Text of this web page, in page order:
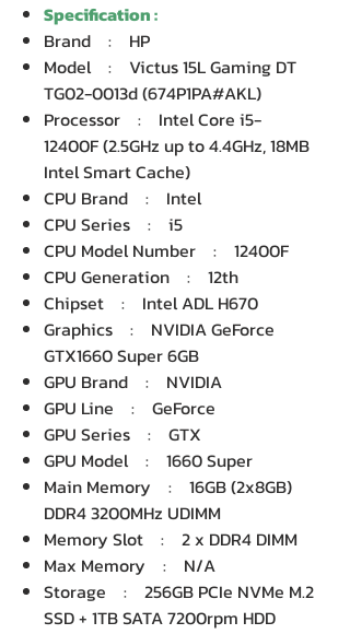
Specification :
Brand : HP
Model : Victus 15L Gaming DT
TG02-0013d (674P1PA#AKL)
Processor : Intel Core i5-
12400F (2.5GHz up to 4.4GHz, 18MB
Intel Smart Cache)
CPU Brand : Intel
CPU Series : i5
CPU Model Number : 12400F
CPU Generation : 12th
Chipset : Intel ADL H670
Graphics : NVIDIA GeForce
GTX1660 Super 6GB
GPU Brand : NVIDIA
GPU Line : GeForce
GPU Series : GTX
GPU Model : 1660 Super
Main Memory : 16GB (2x8GB)
DDR4 3200MHz UDIMM
Memory Slot : 2 x DDR4 DIMM
Max Memory : N/A
Storage : 256GB PCIe NVMe M.2
SSD + 1TB SATA 7200rpm HDD